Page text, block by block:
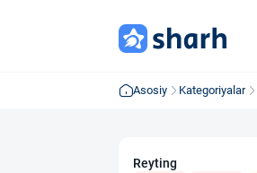
Asosiy Kategoriyalar
Reyting